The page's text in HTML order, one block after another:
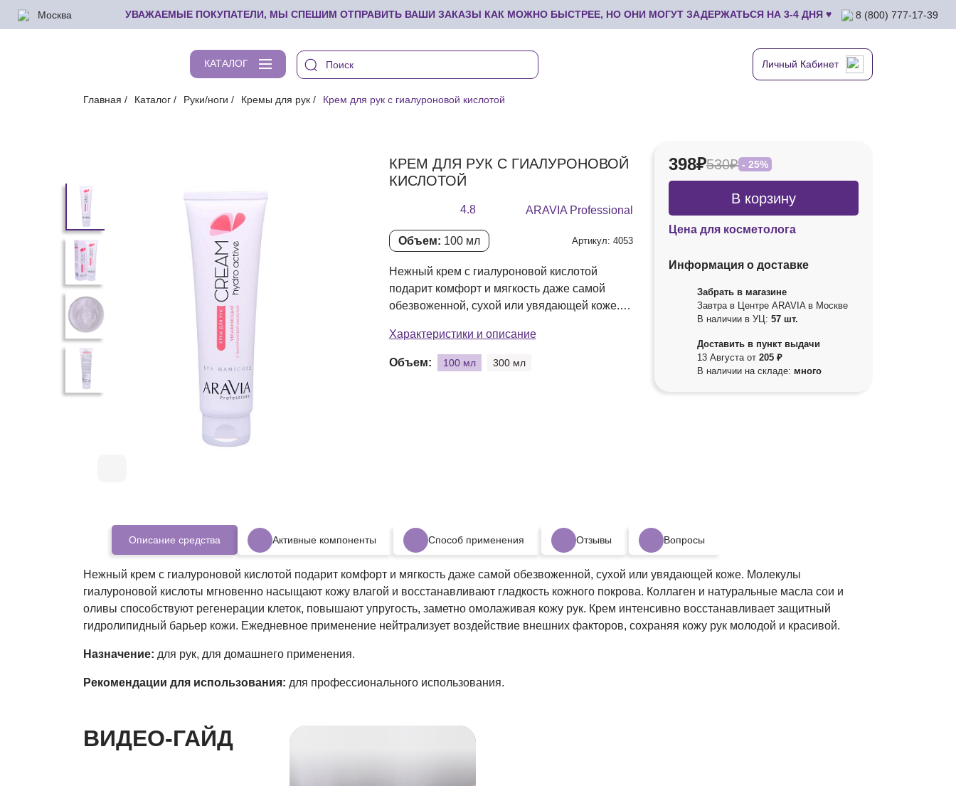
УВАЖАЕМЫЕ ПОКУПАТЕЛИ, МЫ СПЕШИМ ОТПРАВИТЬ ВАШИ ЗАКАЗЫ КАК МОЖНО БЫСТРЕЕ, НО ОНИ МОГУТ ЗАДЕРЖАТЬСЯ НА 3-4 ДНЯ ♥
Москва 8 (800) 777-17-39
КАТАЛОГ Личный Кабинет
Главная Каталог Руки/ноги Кремы для рук Крем для рук с гиалуроновой кислотой
КРЕМ ДЛЯ РУК С ГИАЛУРОНОВОЙ
КИСЛОТОЙ
4.8 ARAVIA Professional
Объем: 100 мл Артикул: 4053
Нежный крем с гиалуроновой кислотой
подарит комфорт и мягкость даже самой
обезвоженной, сухой или увядающей коже.
Характеристики и описание
Объем: 100 мл 300 мл
398₽530₽ - 25%
В корзину
Цена для косметолога
Информация о доставке
Забрать в магазине
Завтра в Центре ARAVIA в Москве
В наличии в УЦ:57 шт.
Доставить в пункт выдачи
13 Августа от205 ₽
В наличии на складе: много
Описание средства Активные компоненты Способ применения Отзывы Вопросы
Нежный крем с гиалуроновой кислотой подарит комфорт и мягкость даже самой обезвоженной, сухой или увядающей коже. Молекулы
гиалуроновой кислоты мгновенно насыщают кожу влагой и восстанавливают гладкость кожного покрова. Коллаген и натуральные масла сои и
оливы способствуют регенерации клеток, повышают упругость, заметно омолаживая кожу рук. Крем интенсивно восстанавливает защитный
гидролипидный барьер кожи. Ежедневное применение нейтрализует воздействие внешних факторов, сохраняя кожу рук молодой и красивой.
Назначение: для рук, для домашнего применения.
Рекомендации для использования: для профессионального использования.
ВИДЕО-ГАЙД